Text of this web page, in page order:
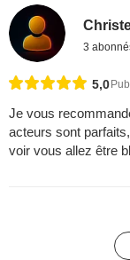
3
5,0
Je vous
acteurs sont
voir vous allez être